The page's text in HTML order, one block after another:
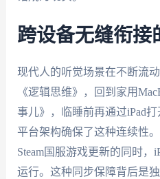
跨设备无缝衔接
现代人的听觉场景在不断流
《逻辑思维》，回到家用
事儿》，临睡前再通过iPad打
平台架构确保了这种连续性
Steam国服游戏更新的同时，
运行。这种同步保障背后是